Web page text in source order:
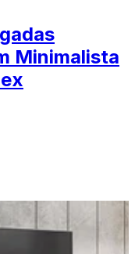
Minimalista